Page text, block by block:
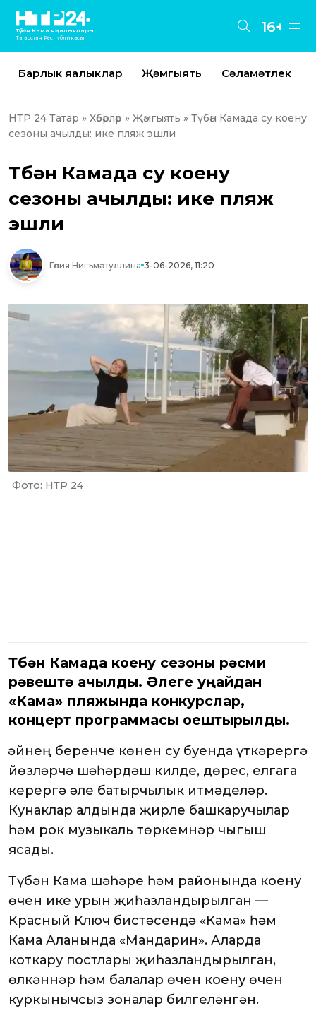
Түбән Кама яңалыклары
Татарстан Республикасы
16+
Барлык яңалыклар Җәмгыять Сәламәтлек
НТР 24 Татар » Хәбәрләр » Җәмгыять » Түбән Камада су коену
сезоны ачылды: ике пляж эшли
Түбән Камада су коену
сезоны ачылды: ике пляж
эшли
Гөлия Нигъмәтуллина 3-06-2026, 11:20
Фото: НТР 24
Түбән Камада коену сезоны рәсми
рәвештә ачылды. Әлеге уңайдан
«Кама» пляжында конкурслар,
концерт программасы оештырылды.
Җәйнең беренче көнен су буенда үткәрергә
йөзләрчә шәһәрдәш килде, дөрес, елгага
керергә әле батырчылык итмәделәр.
Кунаклар алдында җирле башкаручылар
һәм рок музыкаль төркемнәр чыгыш
ясады.
Түбән Кама шәһәре һәм районында коену
өчен ике урын җиһазландырылган —
Красный Ключ бистәсендә «Кама» һәм
Кама Аланында «Мандарин». Аларда
коткару постлары җиһазландырылган,
өлкәннәр һәм балалар өчен коену өчен
куркынычсыз зоналар билгеләнгән.